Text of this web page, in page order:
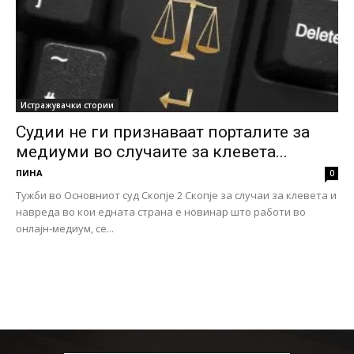
Истражувачки стории
Судии не ги признаваат порталите за
медиуми во случаите за клевета...
ПИНА 0
Тужби во Основниот суд Скопје 2 Скопје за случаи за клевета и
навреда во кои едната страна е новинар што работи во
онлајн-медиум, се...